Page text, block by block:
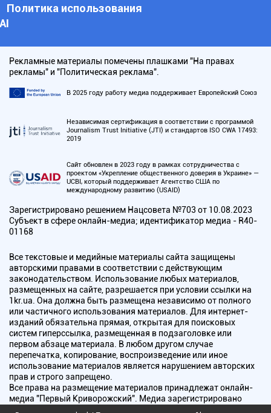
Политика использования
АI
Рекламные материалы помечены плашками "На правах
рекламы" и "Политическая реклама".
В 2025 году работу медиа поддерживает Европейский Союз
Независимая сертификация в соответствии с программой
Journalism Trust Initiative (JTI) и стандартов ISO CWA 17493:
2019
Сайт обновлен в 2023 году в рамках сотрудничества с
проектом «Укрепление общественного доверия в Украине» —
UCBI, который поддерживает Агентство США по
международному развитию (USAID)
Зарегистрировано решением Нацсовета №703 от 10.08.2023
Субъект в сфере онлайн-медиа; идентификатор медиа - R40-
01168
Все текстовые и медийные материалы сайта защищены
авторскими правами в соответствии с действующим
законодательством. Использование любых материалов,
размещенных на сайте, разрешается при условии ссылки на
1kr.ua. Она должна быть размещена независимо от полного
или частичного использования материалов. Для интернет-
изданий обязательна прямая, открытая для поисковых
систем гиперссылка, размещенная в подзаголовке или
первом абзаце материала. В любом другом случае
перепечатка, копирование, воспроизведение или иное
использование материалов является нарушением авторских
прав и строго запрещено.
Все права на размещение материалов принадлежат онлайн-
медиа "Первый Криворожский". Медиа зарегистрировано